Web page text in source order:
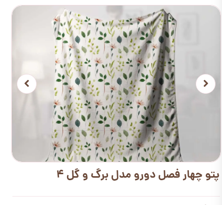
پتو چهار فصل دورو مدل برگ و گل 4